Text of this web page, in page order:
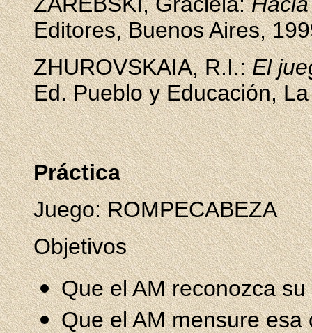
Editores, Buenos Aires,
ZHUROVSKAIA, R.I.:El
Ed. Pueblo y Educación,
Práctica
Juego: ROMPECABEZA
Objetivos
Que el AM reconozca
Que el AM mensure